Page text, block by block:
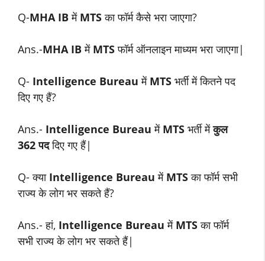
Q-MHA IB में MTSका फॉर्म कैसे भरा जाएगा?
Ans.-MHA IB में MTSफॉर्म ऑनलाइन माध्यम भरा जाएगा|
Q- Intelligence Bureauमें MTS भर्ती में कितने पद
दिए गए हैं?
Ans.- Intelligence Bureau में MTS भर्ती मेंकुल
362 पददिए गए हैं|
Q- क्या Intelligence Bureau में MTSका फॉर्म सभी
राज्य के लोग भर सकते हैं?
Ans.- हां, Intelligence Bureauमें MTS का फॉर्म
सभी राज्य के लोग भर सकते हैं|